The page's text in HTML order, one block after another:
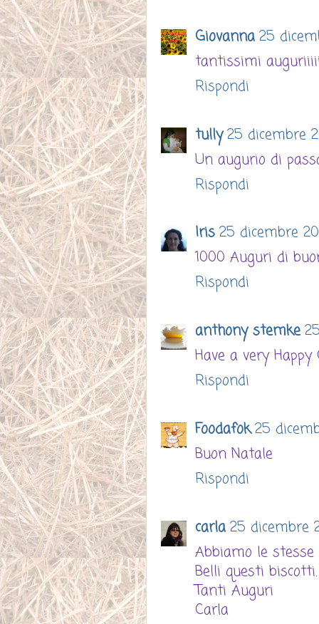
Giovanna 25
tantissimi
Rispondi
tully 25 dicembre
Un augurio di
Rispondi
Iris 25 dicembre
1000 Auguri di
Rispondi
anthony stemke
Have a very
Rispondi
Foodafok 25
Buon Natale
Rispondi
carla 25 dicembre
Abbiamo le
Belli questi biscotti.
Tanti Auguri
Carla